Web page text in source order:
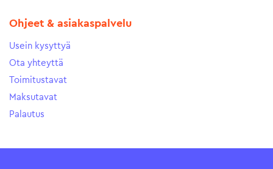
Ohjeet & asiakaspalvelu
Usein kysyttyä
Ota yhteyttä
Toimitustavat
Maksutavat
Palautus